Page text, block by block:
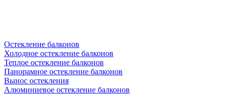
Остекление балконов
Холодное остекление балконов
Теплое остекление балконов
Панорамное остекление балконов
Вынос остекления
Алюминиевое остекление балконов